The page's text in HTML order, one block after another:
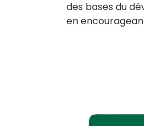
des bases du
en